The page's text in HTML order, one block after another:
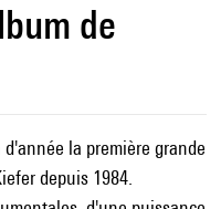
de
la première grande
depuis 1984.